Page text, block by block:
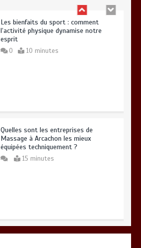
Les bienfaits du sport : comment
l’activité physique dynamise notre
esprit
0 10 minutes
Quelles sont les entreprises de
Massage à Arcachon les mieux
équipées techniquement ?
15 minutes